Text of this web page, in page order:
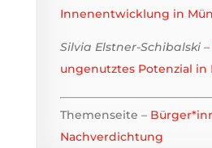
Innenentwicklung in
Silvia Elstner-Schibalski–
ungenutztes Potenzial in
Themenseite –
Nachverdichtung